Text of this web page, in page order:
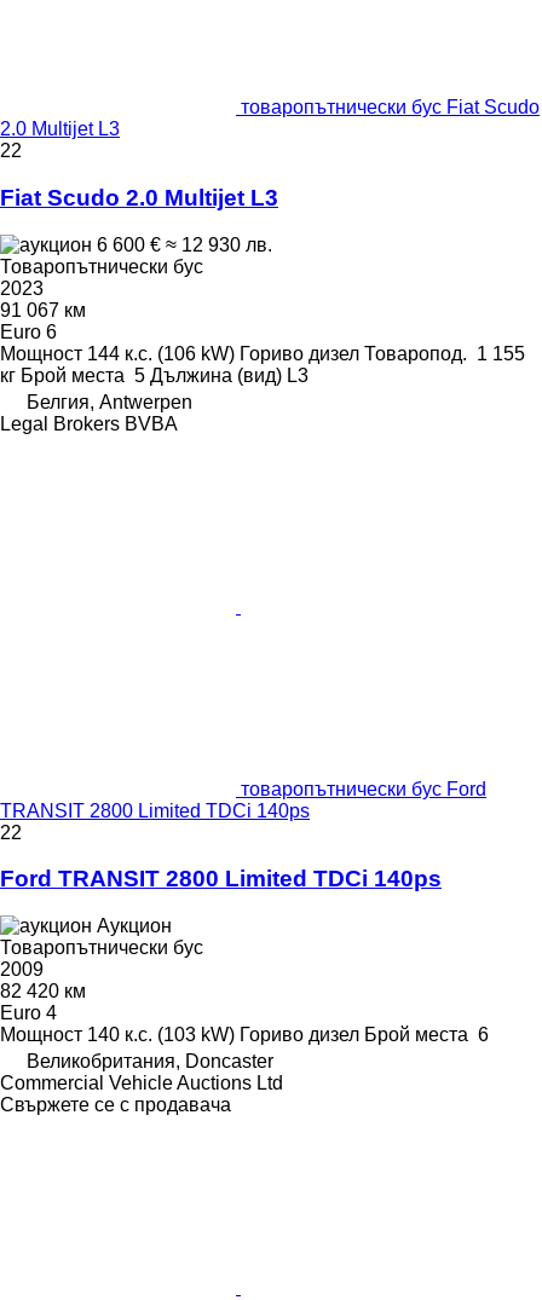
товаропътнически бус Fiat Scudo
2.0 Multijet L3
22
Fiat Scudo 2.0 Multijet L3
6 600 € ≈ 12 930 лв.
Товаропътнически бус
2023
91 067 км
Euro 6
Мощност 144 к.с. (106 kW) Гориво дизел Товаропод. 1 155
кг Брой места 5 Дължина (вид) L3
Белгия, Antwerpen
Legal Brokers BVBA
товаропътнически бус Ford
TRANSIT 2800 Limited TDCi 140ps
22
Ford TRANSIT 2800 Limited TDCi 140ps
Аукцион
Товаропътнически бус
2009
82 420 км
Euro 4
Мощност 140 к.с. (103 kW) Гориво дизел Брой места 6
Великобритания, Doncaster
Commercial Vehicle Auctions Ltd
Свържете се с продавача